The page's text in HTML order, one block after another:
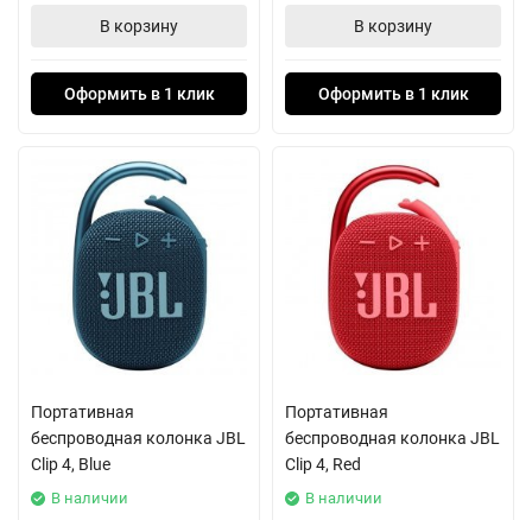
В корзину
Оформить в 1 клик
В корзину
Оформить в 1 клик
Портативная
беспроводная колонка JBL
Clip 4, Blue
В наличии
Портативная
беспроводная колонка JBL
Clip 4, Red
В наличии